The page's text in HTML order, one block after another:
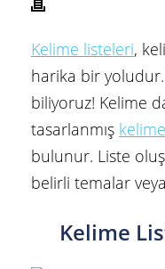
Kelime listeleri,
harika bir
biliyoruz! Kelime
tasarlanmış
bulunur. Liste
belirli temalar
Kelime